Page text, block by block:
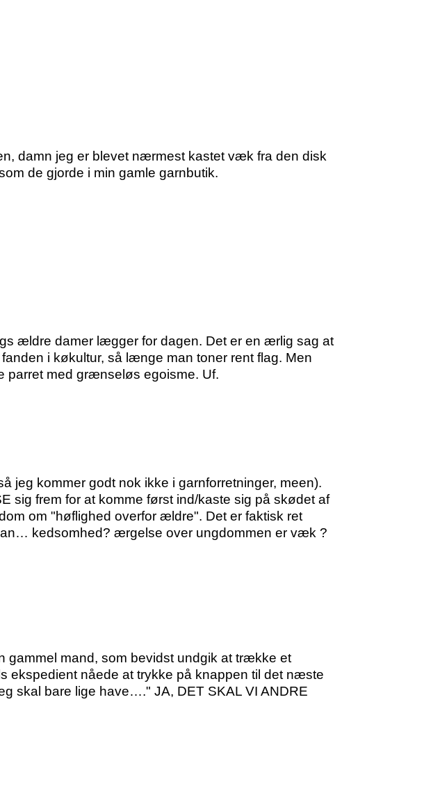
damn jeg er blevet nærmest kastet væk fra den disk
de gjorde i min gamle garnbutik.
ældre damer lægger for dagen. Det er en ærlig sag at
i køkultur, så længe man toner rent flag. Men
parret med grænseløs egoisme. Uf.
jeg kommer godt nok ikke i garnforretninger, meen).
sig frem for at komme først ind/kaste sig på skødet af
om "høflighed overfor ældre". Det er faktisk ret
kedsomhed? ærgelse over ungdommen er væk ?
gammel mand, som bevidst undgik at trække et
ekspedient nåede at trykke på knappen til det næste
skal bare lige have…." JA, DET SKAL VI ANDRE